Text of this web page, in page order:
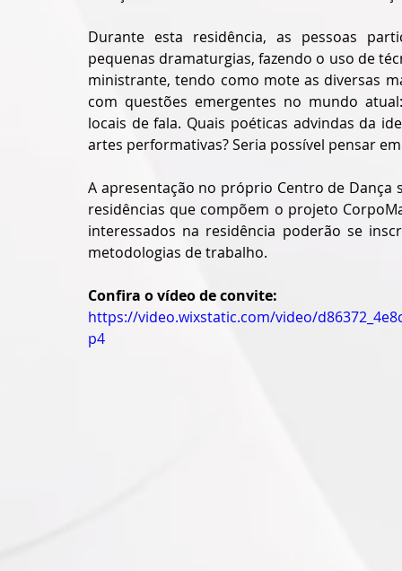
Durante esta residência, as pessoas
pequenas dramaturgias, fazendo o uso de
ministrante, tendo como mote as diversas
com questões emergentes no mundo
locais de fala. Quais poéticas advindas da
artes performativas? Seria possível pensar
A apresentação no próprio Centro de Dança
residências que compõem o projeto
interessados na residência poderão se
metodologias de trabalho.
Confira o vídeo de convite:
https://video.wixstatic.com/video/
p4